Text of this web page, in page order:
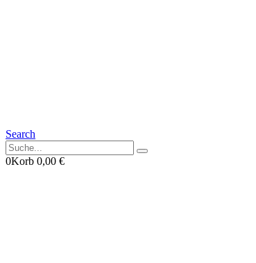
Search
0Korb 0,00 €